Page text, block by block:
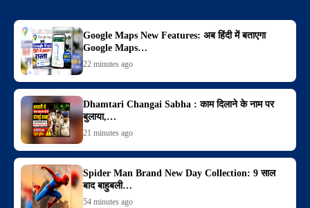
Google Maps New Features: अब हिंदी में बताएगा
Google Maps…
22 minutes ago
Dhamtari Changai Sabha : काम दिलाने के नाम पर
बुलाया,…
21 minutes ago
Spider Man Brand New Day Collection: 9 साल
बाद बाहुबली…
54 minutes ago